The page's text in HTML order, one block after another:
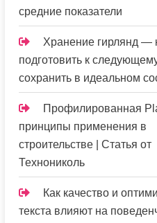
средние показатели
Хранение гирлянд —
подготовить к
сохранить в идеальном
Профилированная
принципы применения в
строительстве | Статья от
Технониколь
Как качество и
текста влияют на